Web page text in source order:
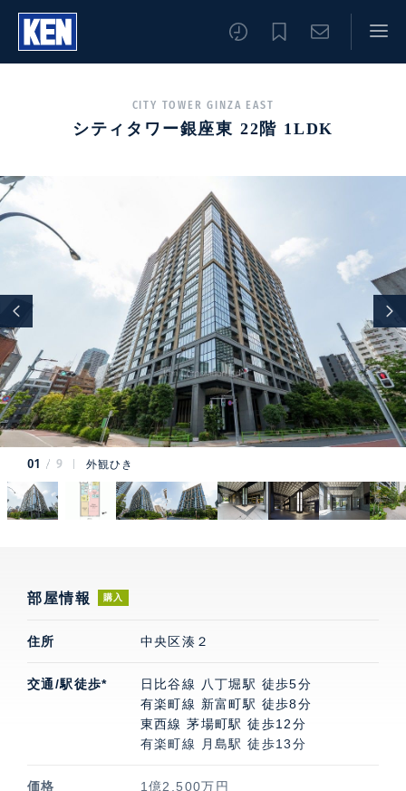
CITY TOWER GINZA EAST
シティタワー銀座東 22階 1LDK
01 9 外観ひき
部屋情報 購入
住所 中央区湊２
交通/駅徒歩*
日比谷線 八丁堀駅 徒歩5分
有楽町線 新富町駅 徒歩8分
東西線 茅場町駅 徒歩12分
有楽町線 月島駅 徒歩13分
価格 1億2,500万円